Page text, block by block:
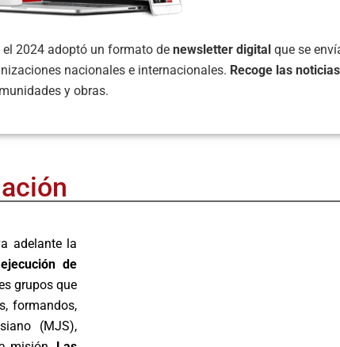
el 2024 adoptó un formato de newsletter digital que se
nacionales e internacionales. Recoge las
y obras.
adelante la
de
grupos que
formandos,
(MJS),